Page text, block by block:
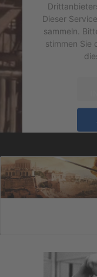
Dieser
sammeln.
stimmen Sie
um den